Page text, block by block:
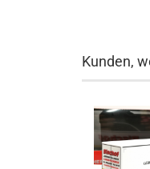
Kunden,